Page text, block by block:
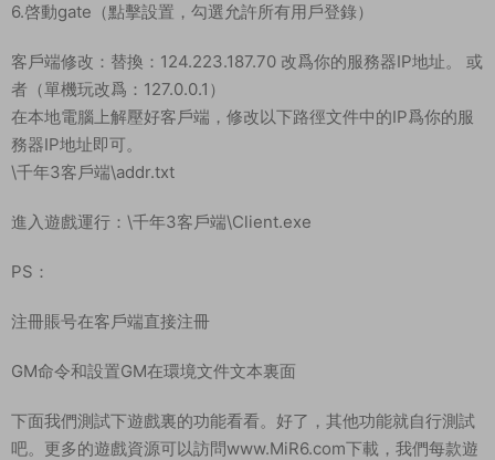
6.啓動gate（點擊設置，勾選允許所有用戶登錄）
客戶端修改：替換：124.223.187.70 改爲你的服務器IP地址。 或
者（單機玩改爲：127.0.0.1）
在本地電腦上解壓好客戶端，修改以下路徑文件中的IP爲你的服
務器IP地址即可。
\千年3客戶端\addr.txt
進入遊戲運行：\千年3客戶端\Client.exe
PS：
注冊賬号在客戶端直接注冊
GM命令和設置GM在環境文件文本裏面
下面我們測試下遊戲裏的功能看看。好了，其他功能就自行測試
吧。更多的遊戲資源可以訪問www.MiR6.com下載，我們每款遊